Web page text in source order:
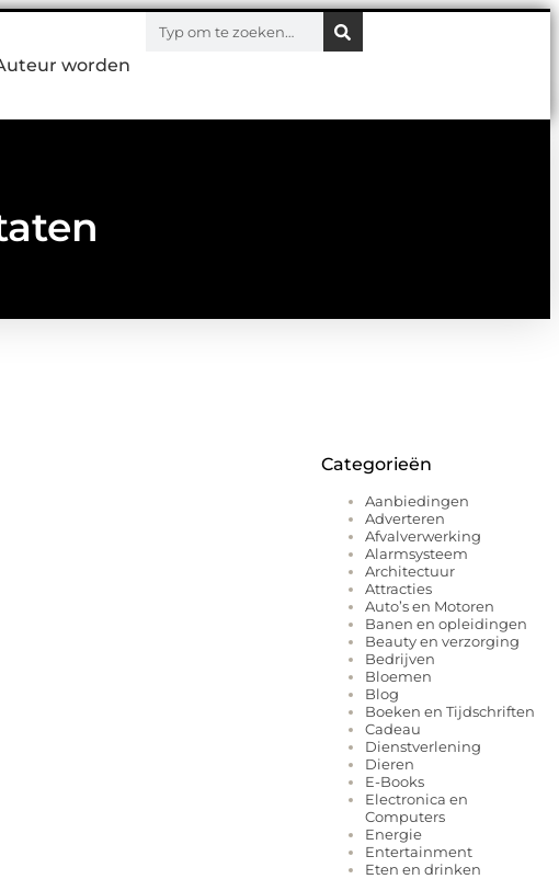
worden
Categorieën
Aanbiedingen
Adverteren
Afvalverwerking
Alarmsysteem
Architectuur
Attracties
Auto’s en Motoren
Banen en opleidingen
Beauty en verzorging
Bedrijven
Bloemen
Blog
Boeken en Tijdschriften
Cadeau
Dienstverlening
Dieren
E-Books
Electronica en
Computers
Energie
Entertainment
Eten en drinken